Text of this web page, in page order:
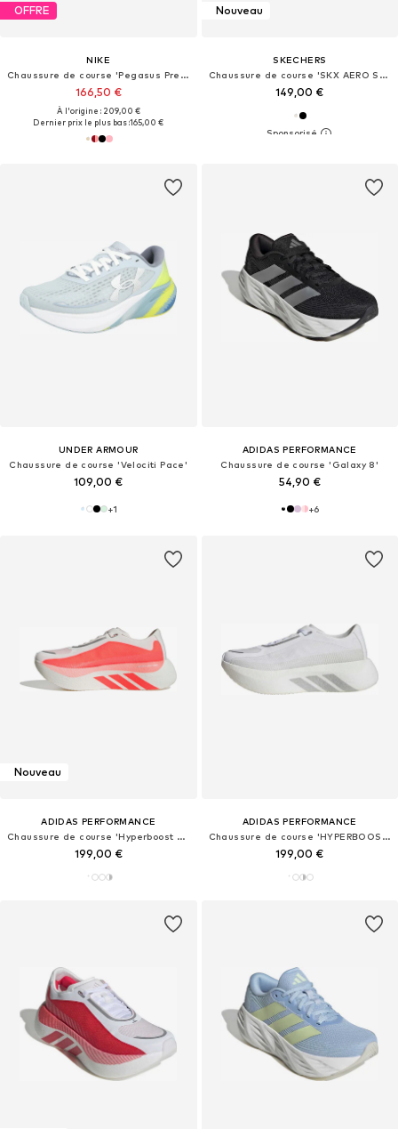
OFFRE
NIKE
Chaussure de course 'Pegasus Premium'
166,50 €
À l'origine : 209,00 €
Dernier prix le plus bas :165,00 €
Nouveau
SKECHERS
Chaussure de course 'SKX AERO SPARK'
149,00 €
UNDER ARMOUR
Chaussure de course 'Velociti Pace'
109,00 €
+1
ADIDAS PERFORMANCE
Chaussure de course 'Galaxy 8'
54,90 €
+6
Nouveau
ADIDAS PERFORMANCE
Chaussure de course 'Hyperboost Edge'
199,00 €
ADIDAS PERFORMANCE
Chaussure de course 'HYPERBOOST EDGE'
199,00 €